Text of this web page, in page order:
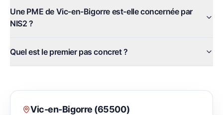
Une PME de Vic-en-Bigorre est-elle concernée par
NIS2 ?
Quel est le premier pas concret ?
Vic-en-Bigorre (65500)